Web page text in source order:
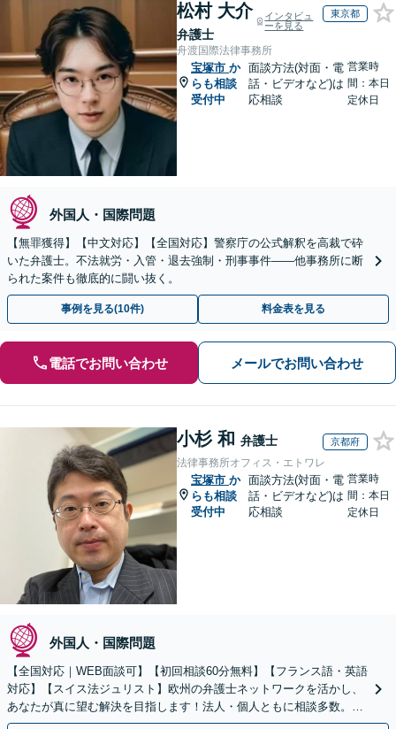
松村 大介
弁護士
インタビュ
ーを見る
東京都
舟渡国際法律事務所
宝塚市 か
らも相談
受付中
面談方法(対面・電
話・ビデオなど)は
応相談
営業時
間：本日
定休日
外国人・国際問題
【無罪獲得】【中文対応】【全国対応】警察庁の公式解釈を高裁で砕
いた弁護士。不法就労・入管・退去強制・刑事事件——他事務所に断
られた案件も徹底的に闘い抜く。
事例を見る(10件) 料金表を見る
電話でお問い合わせ メールでお問い合わせ
小杉 和 弁護士 京都府
法律事務所オフィス・エトワレ
宝塚市 か
らも相談
受付中
面談方法(対面・電
話・ビデオなど)は
応相談
営業時
間：本日
定休日
外国人・国際問題
【全国対応｜WEB面談可】【初回相談60分無料】【フランス語・英語
対応】【スイス法ジュリスト】欧州の弁護士ネットワークを活かし、
あなたが真に望む解決を目指します！法人・個人ともに相談多数。細
やかな連絡と粘り強い交渉を徹底【休日・夜間相談可】